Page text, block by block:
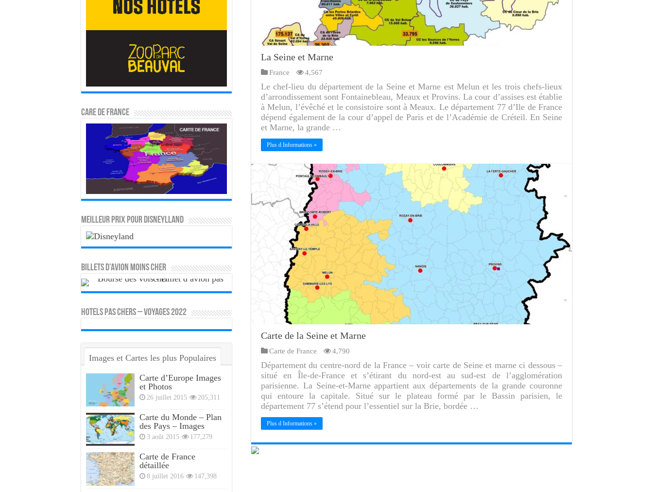
La Seine et Marne
France 4,567
Le chef-lieu du département de la Seine et Marne est Melun et les trois chefs-lieux
d’arrondissement sont Fontainebleau, Meaux et Provins. La cour d’assises est établie
à Melun, l’évêché et le consistoire sont à Meaux. Le département 77 d’Ile de France
dépend également de la cour d’appel de Paris et de l’Académie de Créteil. En Seine
et Marne, la grande …
Plus d Informations »
Carte de la Seine et Marne
Carte de France 4,790
Département du centre-nord de la France – voir carte de Seine et marne ci dessous –
situé en Île-de-France et s’étirant du nord-est au sud-est de l’agglomération
parisienne. La Seine-et-Marne appartient aux départements de la grande couronne
qui entoure la capitale. Situé sur le plateau formé par le Bassin parisien, le
département 77 s’étend pour l’essentiel sur la Brie, bordée …
Plus d Informations »
CARE DE FRANCE
MEILLEUR PRIX POUR DISNEYLLAND
Billets d’avion moins cher
HOTELS PAS CHERS – VOYAGES 2022
Images et Cartes les plus Populaires
Carte d’Europe Images
et Photos
26 juillet 2015 205,311
Carte du Monde – Plan
des Pays – Images
3 août 2015 177,279
Carte de France
détaillée
8 juillet 2016 147,398